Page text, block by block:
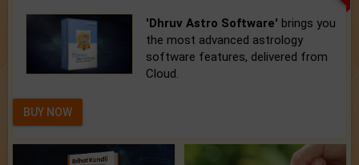
'Dhruv Astro Software' brings you
the most advanced astrology
software features, delivered from
Cloud.
BUY NOW